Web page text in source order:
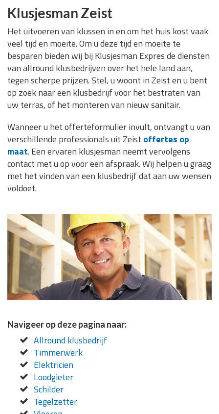
Klusjesman Zeist
Het uitvoeren van klussen in en om het huis kost vaak
veel tijd en moeite. Om u deze tijd en moeite te
besparen bieden wij bij Klusjesman Expres de diensten
van allround klusbedrijven over het hele land aan,
tegen scherpe prijzen. Stel, u woont in Zeist en u bent
op zoek naar een klusbedrijf voor het bestraten van
uw terras, of het monteren van nieuw sanitair.
Wanneer u het offerteformulier invult, ontvangt u van
verschillende professionals uit Zeist offertes op
maat. Een ervaren klusjesman neemt vervolgens
contact met u op voor een afspraak. Wij helpen u graag
met het vinden van een klusbedrijf dat aan uw wensen
voldoet.
Navigeer op deze pagina naar:
Allround klusbedrijf
Timmerwerk
Elektricien
Loodgieter
Schilder
Tegelzetter